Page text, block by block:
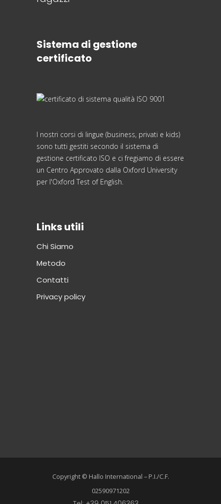
Sistema di gestione
certificato
I nostri corsi di lingue (business, privati e kids)
sono tutti gestiti secondo il sistema di
gestione certificato ISO e ci fregiamo di essere
un Centro Approvato dalla Oxford University
per l'Oxford Test of English.
Links utili
Chi Siamo
Metodo
Contatti
Privacy policy
Copyright © Hallo International – P.I./C.F.
02590971202